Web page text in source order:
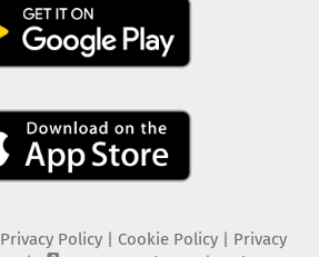
Privacy Policy| Cookie Policy| Privacy